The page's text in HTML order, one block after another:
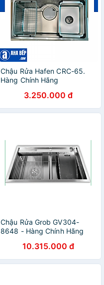
Chậu Rửa Hafen CRC-65.
Hàng Chính Hãng
3.250.000 đ
Chậu Rửa Grob GV304-
8648 - Hàng Chính Hãng
10.315.000 đ